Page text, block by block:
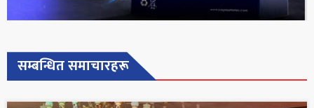
सम्बन्धित समाचारहरू